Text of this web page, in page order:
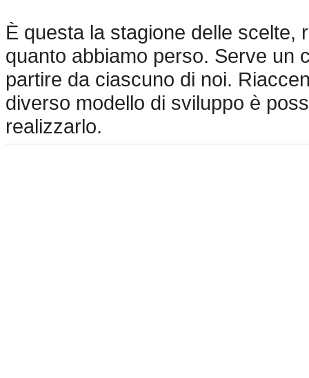
È questa la stagione delle scelte,
quanto abbiamo perso. Serve un
partire da ciascuno di noi.
diverso modello di sviluppo è
realizzarlo.